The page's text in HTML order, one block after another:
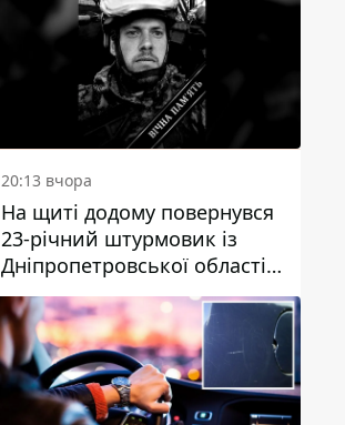
20:13 вчора
На щиті додому повернувся
23-річний штурмовик із
Дніпропетровської області
Богдан Бескровний